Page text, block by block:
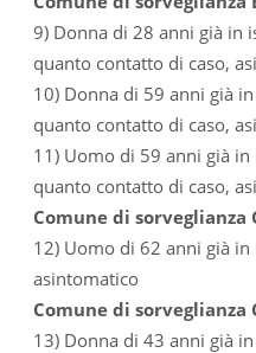
9) Donna di 28 anni già in
quanto contatto di caso,
10) Donna di 59 anni già
quanto contatto di caso,
11) Uomo di 59 anni già
quanto contatto di caso,
Comune di
12) Uomo di 62 anni già
asintomatico
Comune di sorveglianza
13) Donna di 43 anni già